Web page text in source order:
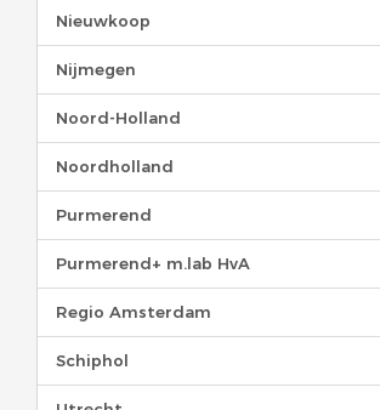
Nieuwkoop
Nijmegen
Noord-Holland
Noordholland
Purmerend
Purmerend+ m.lab HvA
Regio Amsterdam
Schiphol